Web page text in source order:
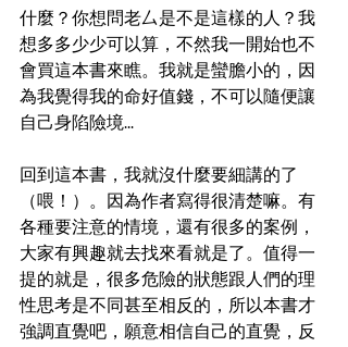
什麼？你想問老厶是不是這樣的人？我
想多多少少可以算，不然我一開始也不
會買這本書來瞧。我就是蠻膽小的，因
為我覺得我的命好值錢，不可以隨便讓
自己身陷險境...
回到這本書，我就沒什麼要細講的了
（喂！）。因為作者寫得很清楚嘛。有
各種要注意的情境，還有很多的案例，
大家有興趣就去找來看就是了。值得一
提的就是，很多危險的狀態跟人們的理
性思考是不同甚至相反的，所以本書才
強調直覺吧，願意相信自己的直覺，反